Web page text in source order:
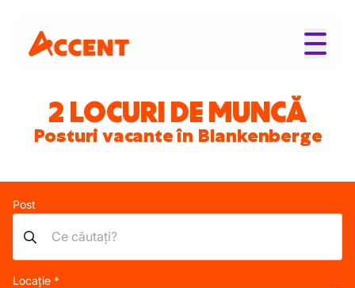
2 LOCURI DE MUNCĂ
Posturi vacante în Blankenberge
Post
Locație *